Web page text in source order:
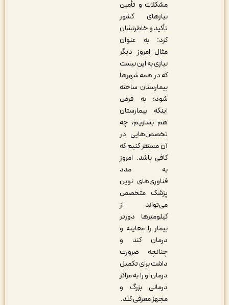
مشکلات و تأمین
نیازهای کشور
تأکید و خاطرنشان
کرد: به عنوان
مثال امروز دیگر
نیازی به این نیست
که در همه شهرها
بیمارستان ساخته
شود؛ به فرض
اینکه بیمارستان
هم بسازیم، چه
تخصص‌هایی در
آن مستقر کنیم که
کافی باشد. امروز
به مدد
فناوری‌های نوین
پزشک متخصص
می‌تواند از
کیلومترها دورتر
بیمار را معاینه و
درمان کند و
چنانچه ضرورت
داشت برای تکمیل
درمان او را به مراکز
درمانی بزرگ و
مجهز معرفی کند.